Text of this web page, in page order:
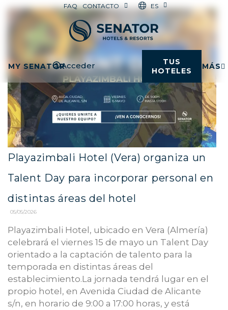
FAQ CONTACTO ES
MY SENATORAcceder
TUS
HOTELES
MÁS
Playazimbali Hotel (Vera) organiza un
Talent Day para incorporar personal en
distintas áreas del hotel
05/05/2026
Playazimbali Hotel, ubicado en Vera (Almería)
celebrará el viernes 15 de mayo un Talent Day
orientado a la captación de talento para la
temporada en distintas áreas del
establecimiento.La jornada tendrá lugar en el
propio hotel, en Avenida Ciudad de Alicante
s/n, en horario de 9:00 a 17:00 horas, y está